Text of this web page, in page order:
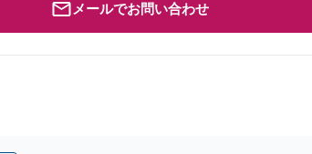
メールでお問い合わせ